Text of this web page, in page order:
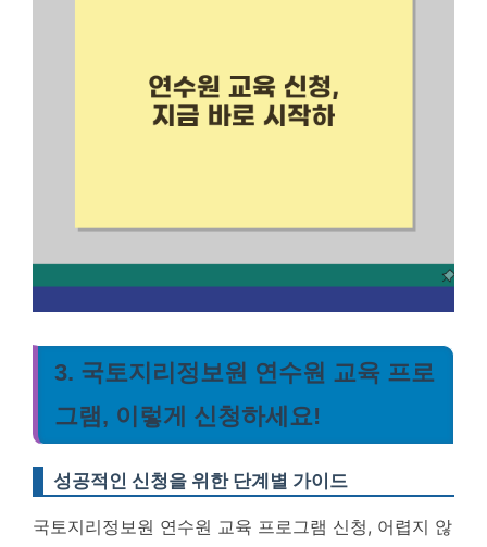
3. 국토지리정보원 연수원 교육 프로
그램, 이렇게 신청하세요!
성공적인 신청을 위한 단계별 가이드
국토지리정보원 연수원 교육 프로그램 신청, 어렵지 않